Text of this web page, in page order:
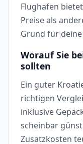
Flughafen
Preise als
Grund für deine
Worauf Sie
sollten
Ein guter
richtigen
inklusive
scheinbar
Zusatzkosten